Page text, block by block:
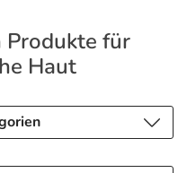
Kopfhaut
Deals
Produkte für
Haut